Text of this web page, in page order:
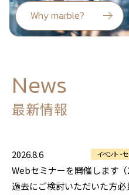
Why marble?
News
最新情報
2026.8.6 イベント・
Webセミナーを開催します（
過去にご検討いただいた方